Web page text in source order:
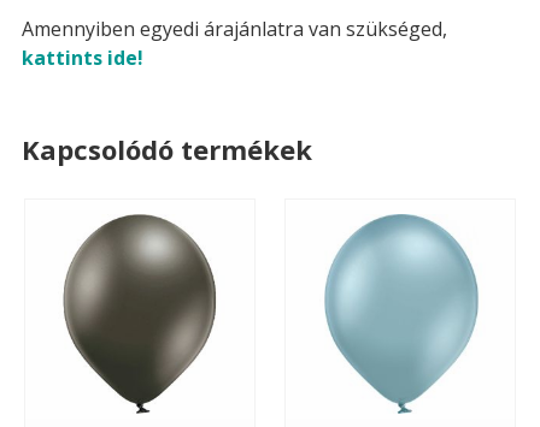
Amennyiben egyedi árajánlatra van szükséged,
kattints ide!
Kapcsolódó termékek